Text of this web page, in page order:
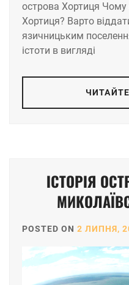
острова Хортиця Чому
Хортиця? Варто
язичницьким
істоти в вигляді
ЧИТАЙТЕ
ІСТОРІЯ
POSTED ON 2 ЛИПНЯ,